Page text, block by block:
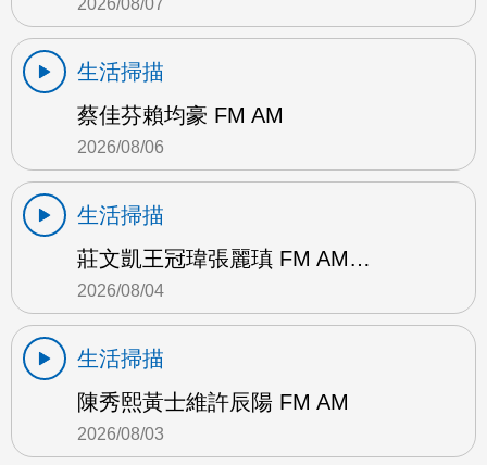
2026/08/07
生活掃描
蔡佳芬賴均豪 FM AM
2026/08/06
生活掃描
莊文凱王冠瑋張麗瑱 FM AM…
2026/08/04
生活掃描
陳秀熙黃士維許辰陽 FM AM
2026/08/03